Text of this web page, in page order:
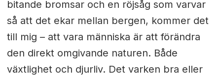
bitande bromsar och en röjsåg som varvar
så att det ekar mellan bergen, kommer det
till mig – att vara människa är att förändra
den direkt omgivande naturen. Både
växtlighet och djurliv. Det varken bra eller